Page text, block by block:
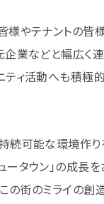
様やテナントの皆様
企業などと幅広く連
ティ活動へも積極
続可能な環境作り
ータウン」の成長を
の街のミライの創